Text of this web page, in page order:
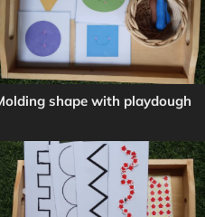
shape with playdough